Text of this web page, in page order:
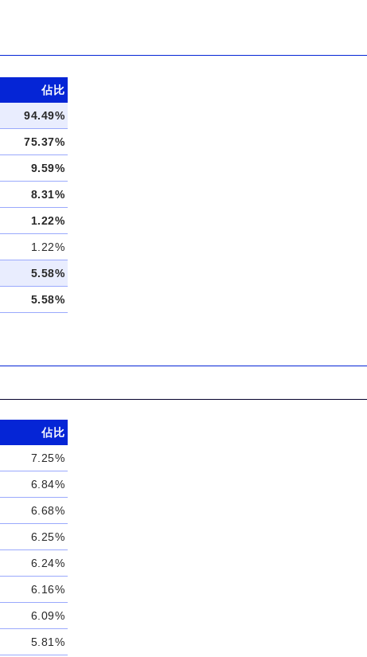
佔比
94.49%
75.37%
9.59%
8.31%
1.22%
1.22%
5.58%
5.58%
佔比
7.25%
6.84%
6.68%
6.25%
6.24%
6.16%
6.09%
5.81%